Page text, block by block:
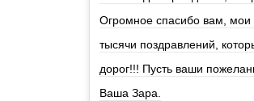
Огромное спасибо вам, мои
тысячи поздравлений,
дорог!!! Пусть ваши
Ваша Зара.